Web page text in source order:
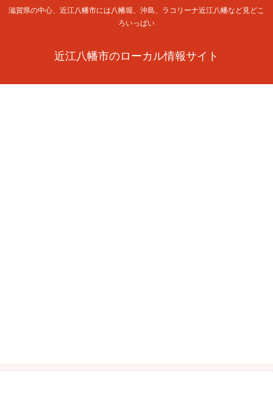
滋賀県の中心、近江八幡市には八幡堀、沖島、ラコリーナ近江八幡など見どこ
ろいっぱい
近江八幡市のローカル情報サイト